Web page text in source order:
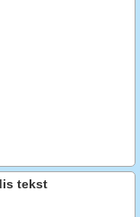
tekst